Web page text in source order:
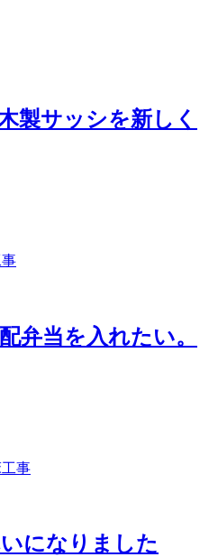
製サッシを新しく
弁当を入れたい。
になりました